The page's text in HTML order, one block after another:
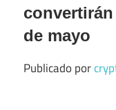
convertirán
de mayo
Publicado por